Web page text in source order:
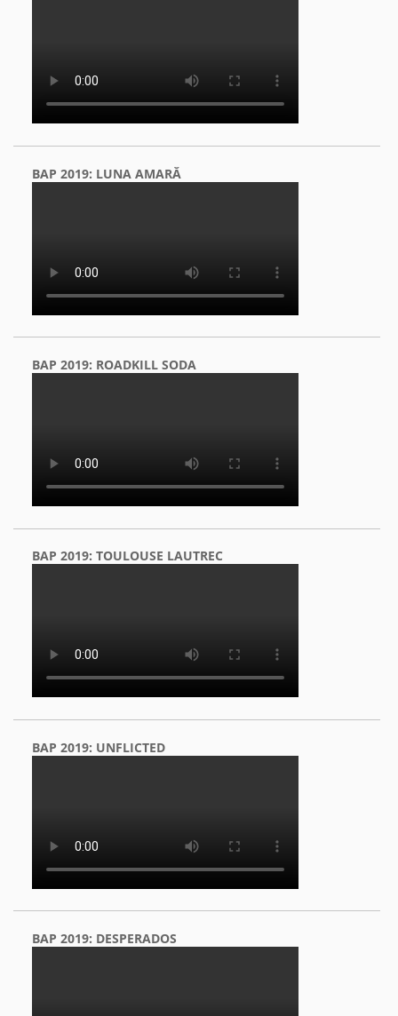
BAP 2019: LUNA AMARĂ
BAP 2019: ROADKILL SODA
BAP 2019: TOULOUSE LAUTREC
BAP 2019: UNFLICTED
BAP 2019: DESPERADOS